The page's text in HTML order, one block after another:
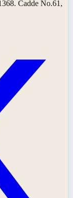
Cadde No.61,